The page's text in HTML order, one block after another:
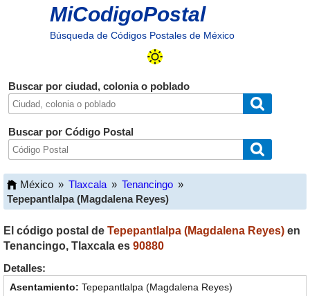
MiCodigoPostal
Búsqueda de Códigos Postales de México
Buscar por ciudad, colonia o poblado
Buscar por Código Postal
México » Tlaxcala » Tenancingo »
Tepepantlalpa (Magdalena Reyes)
El código postal de Tepepantlalpa (Magdalena Reyes) en
Tenancingo, Tlaxcala es 90880
Detalles:
Tepepantlalpa (Magdalena Reyes)